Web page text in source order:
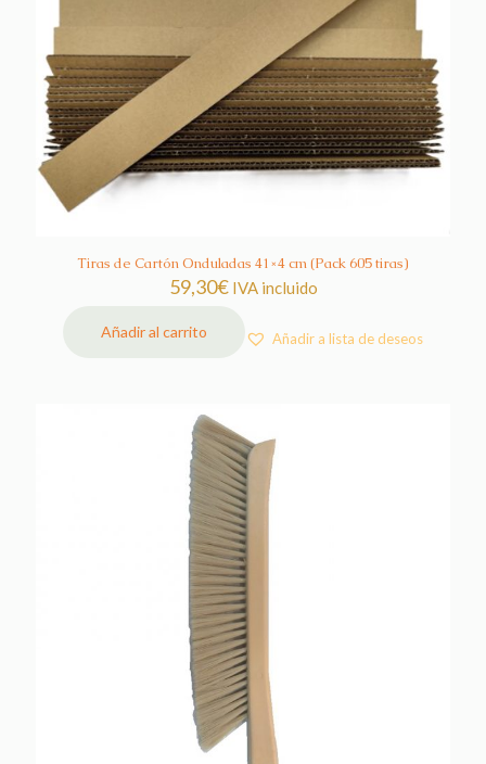
Tiras de Cartón Onduladas 41×4 cm (Pack 605 tiras)
59,30€ IVA incluido
Añadir al carrito Añadir a lista de deseos